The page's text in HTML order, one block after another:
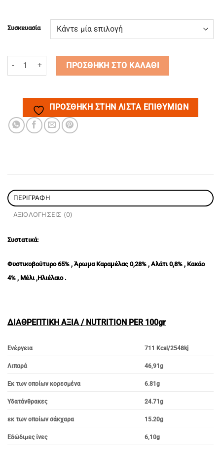
Συσκευασία
ΦΥΣΤΙΚΟΒΟΥΤΥΡΟ ΑΛΜΥΡΗ ΚΑΡΑΜΕΛΑ CRUNCHY ποσότητα
ΠΡΟΣΘΉΚΗ ΣΤΟ ΚΑΛΆΘΙ
ΠΡΌΣΘΉΚΗ ΣΤΗΝ ΛΊΣΤΑ ΕΠΙΘΥΜΙΏΝ
ΠΕΡΙΓΡΑΦΉ
ΑΞΙΟΛΟΓΉΣΕΙΣ (0)
Συστατικά:
Φυστικοβούτυρο 65% , Άρωμα Καραμέλας 0,28% , Αλάτι 0,8% , Κακάο
4% , Μέλι ,Ηλιέλαιο .
ΔΙΑΘΡΕΠΤΙΚΗ ΑΞΙΑ / NUTRITION PER 100gr
Ενέργεια 711 Kcal/2548kj
Λιπαρά 46,91g
Εκ των οποίων κορεσμένα 6.81g
Υδατάνθρακες 24.71g
εκ των οποίων σάκχαρα 15.20g
Εδώδιμες ίνες 6,10g